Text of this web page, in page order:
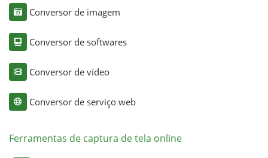
Conversor de imagem
Conversor de softwares
Conversor de vídeo
Conversor de serviço web
Ferramentas de captura de tela online